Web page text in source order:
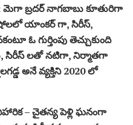
మెగా బ్రదర్ నాగబాబు కూతురిగా
యాంకర్ గా, సిరీస్,
ఓ గుర్తింపు తెచ్చుకుంది
సిరీస్ లతో నటిగా, నిర్మాతగా
అనే వ్యక్తిని 2020 లో
– చైతన్య పెళ్లి ఘనంగా